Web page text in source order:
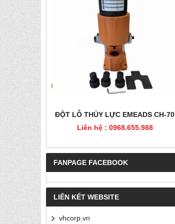
PET
ĐỘT LỖ THỦY LỰC EMEADS CH-70
Liên hệ : 0968.655.988
FANPAGE FACEBOOK
LIÊN KẾT WEBSITE
vhcorp.vn